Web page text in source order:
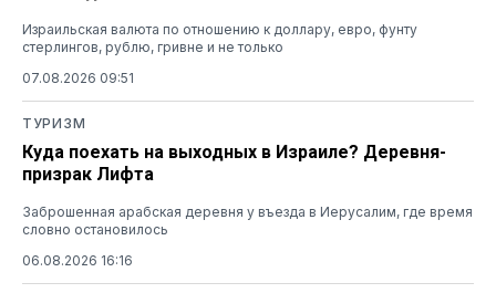
Израильская валюта по отношению к доллару, евро, фунту
стерлингов, рублю, гривне и не только
07.08.2026 09:51
ТУРИЗМ
Куда поехать на выходных в Израиле? Деревня-
призрак Лифта
Заброшенная арабская деревня у въезда в Иерусалим, где время
словно остановилось
06.08.2026 16:16